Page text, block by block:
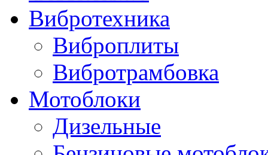
Вибротехника
Виброплиты
Вибротрамбовка
Мотоблоки
Дизельные